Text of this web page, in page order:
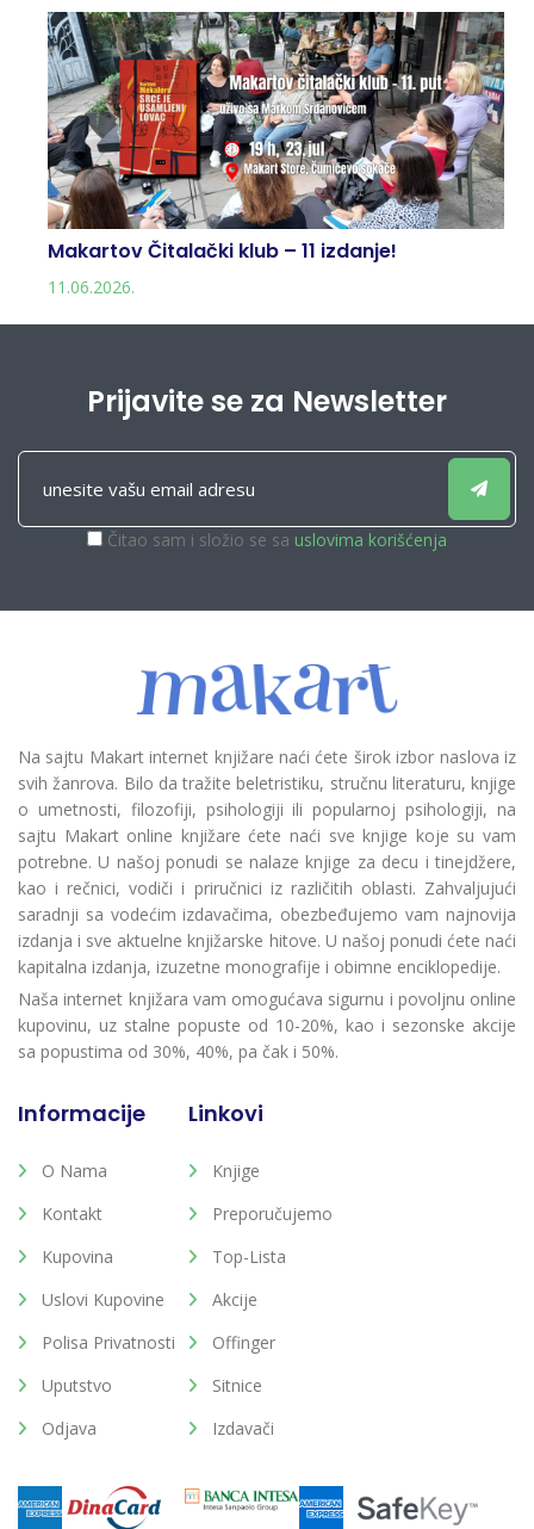
Makartov Čitalački klub – 11 izdanje!
11.06.2026.
Prijavite se za Newsletter
Čitao sam i složio se sa uslovima korišćenja
Na sajtu Makart internet knjižare naći ćete širok izbor naslova iz
svih žanrova. Bilo da tražite beletristiku, stručnu literaturu, knjige
o umetnosti, filozofiji, psihologiji ili popularnoj psihologiji, na
sajtu Makart online knjižare ćete naći sve knjige koje su vam
potrebne. U našoj ponudi se nalaze knjige za decu i tinejdžere,
kao i rečnici, vodiči i priručnici iz različitih oblasti. Zahvaljujući
saradnji sa vodećim izdavačima, obezbeđujemo vam najnovija
izdanja i sve aktuelne knjižarske hitove. U našoj ponudi ćete naći
kapitalna izdanja, izuzetne monografije i obimne enciklopedije.
Naša internet knjižara vam omogućava sigurnu i povoljnu online
kupovinu, uz stalne popuste od 10-20%, kao i sezonske akcije
sa popustima od 30%, 40%, pa čak i 50%.
Informacije
O Nama
Kontakt
Kupovina
Uslovi Kupovine
Polisa Privatnosti
Uputstvo
Odjava
Linkovi
Knjige
Preporučujemo
Top-Lista
Akcije
Offinger
Sitnice
Izdavači